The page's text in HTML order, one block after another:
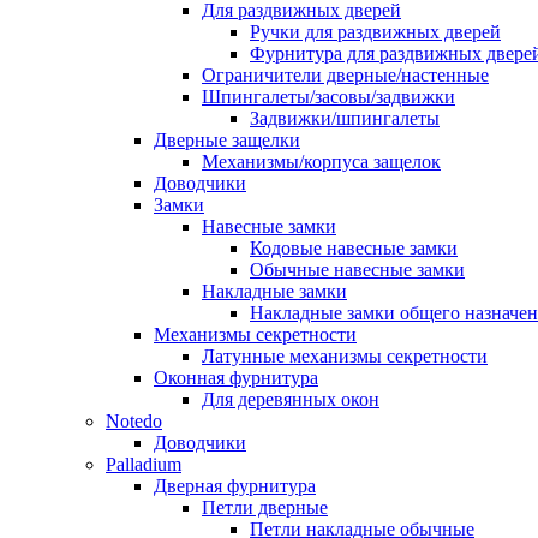
Для раздвижных дверей
Ручки для раздвижных дверей
Фурнитура для раздвижных
Ограничители дверные/настенные
Шпингалеты/засовы/задвижки
Задвижки/шпингалеты
Дверные защелки
Механизмы/корпуса защелок
Доводчики
Замки
Навесные замки
Кодовые навесные замки
Обычные навесные замки
Накладные замки
Накладные замки общего
Механизмы секретности
Латунные механизмы секретности
Оконная фурнитура
Для деревянных окон
Notedo
Доводчики
Palladium
Дверная фурнитура
Петли дверные
Петли накладные обычные